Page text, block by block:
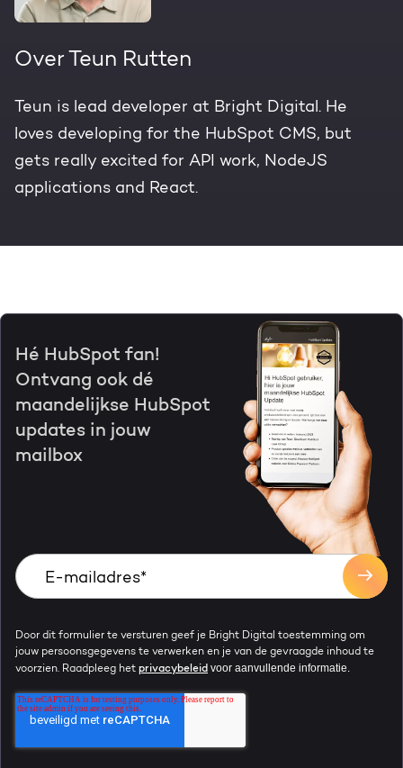
Over Teun Rutten
Teun is lead developer at Bright Digital. He
loves developing for the HubSpot CMS, but
gets really excited for API work, NodeJS
applications and React.
Hé HubSpot fan!
Ontvang ook dé
maandelijkse HubSpot
updates in jouw
mailbox
Door dit formulier te versturen geef je Bright Digital toestemming om
jouw persoonsgegevens te verwerken en je van de gevraagde inhoud te
voorzien. Raadpleeg het privacybeleid voor aanvullende informatie.